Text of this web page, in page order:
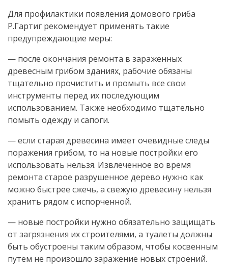
Для профилактики появления домового гриба
Р.Гартиг рекомендует применять такие
предупреждающие меры:
— после окончания ремонта в зараженных
древесным грибом зданиях, рабочие обязаны
тщательно прочистить и промыть все свои
инструменты перед их последующим
использованием. Также необходимо тщательно
помыть одежду и сапоги.
— если старая древесина имеет очевидные следы
поражения грибом, то на новые постройки его
использовать нельзя. Извлеченное во время
ремонта старое разрушенное дерево нужно как
можно быстрее сжечь, а свежую древесину нельзя
хранить рядом с испорченной.
— новые постройки нужно обязательно защищать
от загрязнения их строителями, а туалеты должны
быть обустроены таким образом, чтобы косвенным
путем не произошло заражение новых строений.